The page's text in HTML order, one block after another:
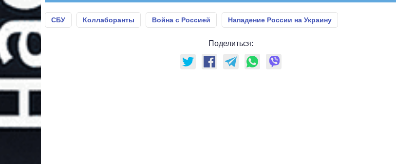
СБУ Коллаборанты Война с Россией Нападение России на Украину
Поделиться: